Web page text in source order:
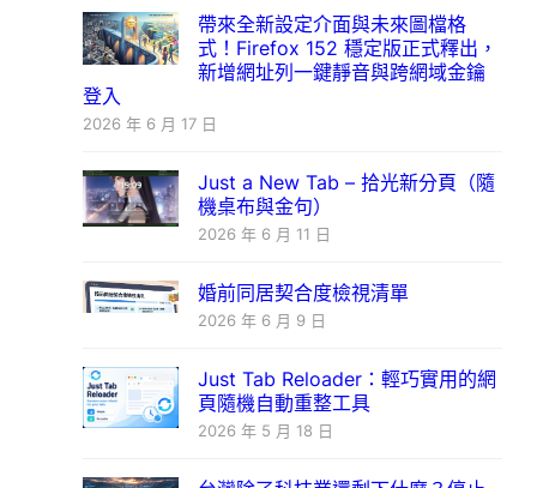
帶來全新設定介面與未來圖檔格
式！Firefox 152 穩定版正式釋出，
新增網址列一鍵靜音與跨網域金鑰
登入
2026 年 6 月 17 日
Just a New Tab – 拾光新分頁（隨
機桌布與金句）
2026 年 6 月 11 日
婚前同居契合度檢視清單
2026 年 6 月 9 日
Just Tab Reloader：輕巧實用的網
頁隨機自動重整工具
2026 年 5 月 18 日